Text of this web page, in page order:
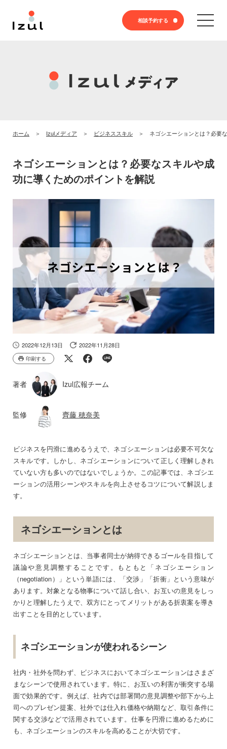
相談予約する
ホーム Izulメディア ビジネススキル ネゴシエーションとは？必要
ネゴシエーションとは？必要なスキルや成
功に導くためのポイントを解説
2022年12月13日 2022年11月28日
印刷する
著者 Izul広報チーム
監修 齊藤 穂奈美
ビジネスを円滑に進めるうえで、ネゴシエーションは必要不可欠な
スキルです。しかし、ネゴシエーションについて正しく理解しきれ
ていない方も多いのではないでしょうか。この記事では、ネゴシエ
ーションの活用シーンやスキルを向上させるコツについて解説しま
す。
ネゴシエーションとは
ネゴシエーションとは、当事者同士が納得できるゴールを目指して
議論や意見調整することです。もともと「ネゴシエーション
（negotiation）」という単語には、「交渉」「折衝」という意味が
あります。対象となる物事について話し合い、お互いの意見をしっ
かりと理解したうえで、双方にとってメリットがある折衷案を導き
出すことを目的としています。
ネゴシエーションが使われるシーン
社内・社外を問わず、ビジネスにおいてネゴシエーションはさまざ
まなシーンで使用されています。特に、お互いの利害が衝突する場
面で効果的です。例えば、社内では部署間の意見調整や部下から上
司へのプレゼン提案、社外では仕入れ価格や納期など、取引条件に
関する交渉などで活用されています。仕事を円滑に進めるために
も、ネゴシエーションのスキルを高めることが大切です。